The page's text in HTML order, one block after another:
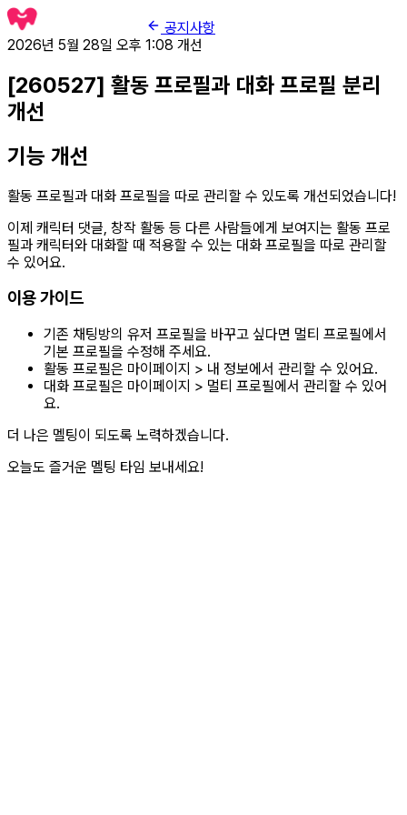
공지사항
2026년 5월 28일 오후 1:08 개선
[260527] 활동 프로필과 대화 프로필 분리
개선
기능 개선
활동 프로필과 대화 프로필을 따로 관리할 수 있도록 개선되었습니다!
이제 캐릭터 댓글, 창작 활동 등 다른 사람들에게 보여지는 활동 프로
필과 캐릭터와 대화할 때 적용할 수 있는 대화 프로필을 따로 관리할
수 있어요.
이용 가이드
기존 채팅방의 유저 프로필을 바꾸고 싶다면 멀티 프로필에서
기본 프로필을 수정해 주세요.
활동 프로필은 마이페이지 > 내 정보에서 관리할 수 있어요.
대화 프로필은 마이페이지 > 멀티 프로필에서 관리할 수 있어
요.
더 나은 멜팅이 되도록 노력하겠습니다.
오늘도 즐거운 멜팅 타임 보내세요!